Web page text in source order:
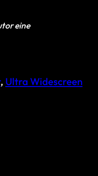
eine
, Ultra Widescreen